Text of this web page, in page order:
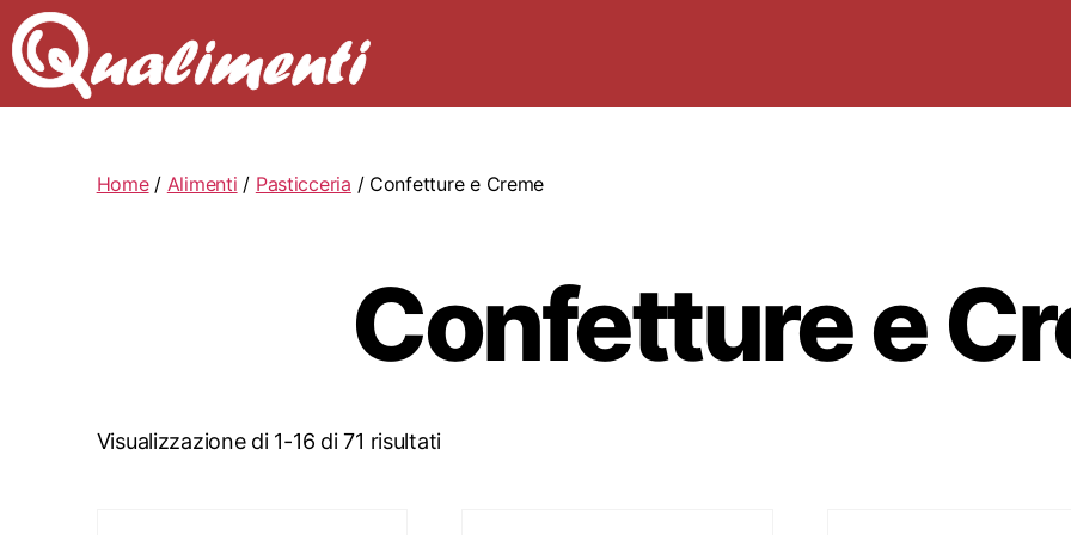
Home/ Alimenti / Pasticceria / Confetture e Creme
Confetture e
Visualizzazione di 1-16 di 71 risultati